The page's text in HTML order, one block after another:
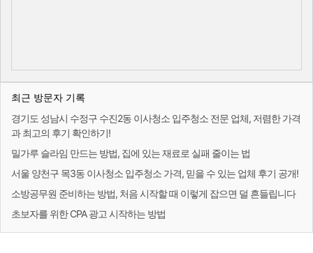
최근 방문자 기록
경기도 성남시 수정구 수진2동 이사청소 입주청소 전문 업체, 저렴한 가격
과 최고의 후기 확인하기!
밀가루 슬라임 만드는 방법, 집에 있는 재료로 실패 줄이는 법
서울 양천구 목3동 이사청소 입주청소 가격, 믿을 수 있는 업체 후기 공개!
소방공무원 준비하는 방법, 처음 시작할 때 이렇게 잡으면 덜 흔들립니다
초보자를 위한 CPA 광고 시작하는 방법